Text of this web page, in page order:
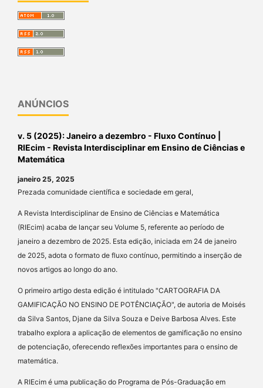
ANÚNCIOS
v. 5 (2025): Janeiro a dezembro - Fluxo Contínuo |
RIEcim - Revista Interdisciplinar em Ensino de Ciências e
Matemática
janeiro 25, 2025
Prezada comunidade científica e sociedade em geral,
A Revista Interdisciplinar de Ensino de Ciências e Matemática
(RIEcim) acaba de lançar seu Volume 5, referente ao período de
janeiro a dezembro de 2025. Esta edição, iniciada em 24 de janeiro
de 2025, adota o formato de fluxo contínuo, permitindo a inserção de
novos artigos ao longo do ano.
O primeiro artigo desta edição é intitulado "CARTOGRAFIA DA
GAMIFICAÇÃO NO ENSINO DE POTÊNCIAÇÃO", de autoria de Moisés
da Silva Santos, Djane da Silva Souza e Deive Barbosa Alves. Este
trabalho explora a aplicação de elementos de gamificação no ensino
de potenciação, oferecendo reflexões importantes para o ensino de
matemática.
A RIEcim é uma publicação do Programa de Pós-Graduação em